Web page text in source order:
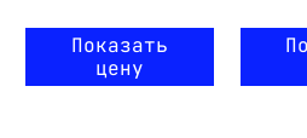
Показать
цену